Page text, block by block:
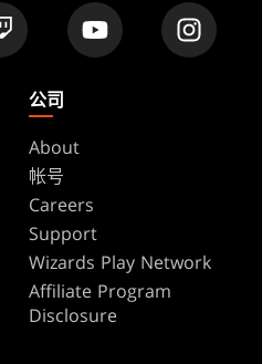
公司
About
帐号
Careers
Support
Wizards Play Network
Affiliate Program
Disclosure